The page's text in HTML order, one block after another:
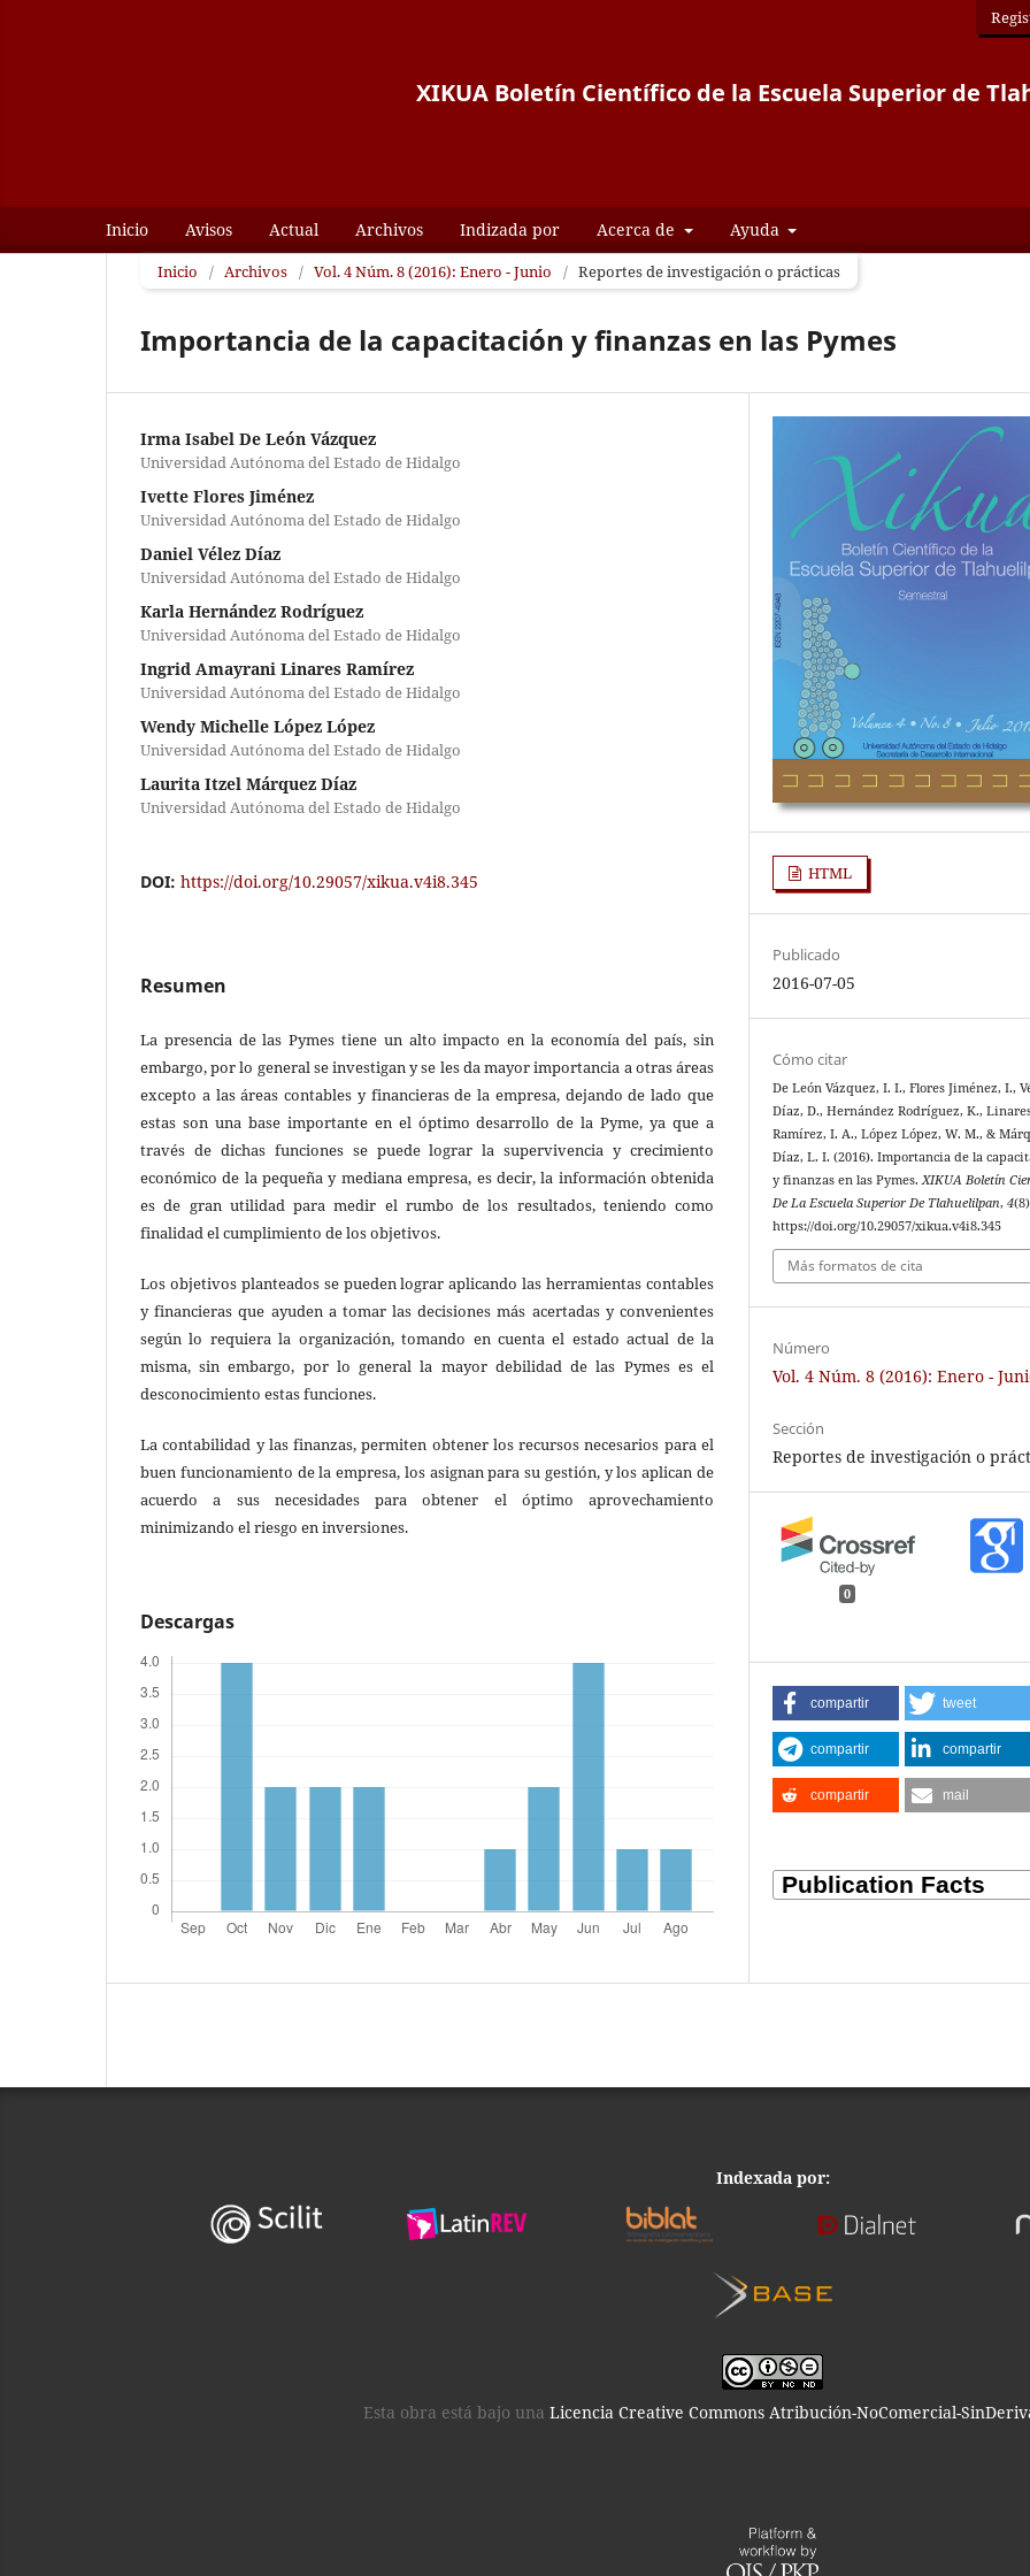
XIKUA Boletín Científico de la Escuela Superior de
Inicio Avisos Actual Archivos Indizada por Acerca de Ayuda
Inicio / Archivos / Vol. 4 Núm. 8 (2016): Enero - Junio / Reportes de investigación o prácticas
Importancia de la capacitación y finanzas en las Pymes
Irma Isabel De León Vázquez
Universidad Autónoma del Estado de Hidalgo
Ivette Flores Jiménez
Universidad Autónoma del Estado de Hidalgo
Daniel Vélez Díaz
Universidad Autónoma del Estado de Hidalgo
Karla Hernández Rodríguez
Universidad Autónoma del Estado de Hidalgo
Ingrid Amayrani Linares Ramírez
Universidad Autónoma del Estado de Hidalgo
Wendy Michelle López López
Universidad Autónoma del Estado de Hidalgo
Laurita Itzel Márquez Díaz
Universidad Autónoma del Estado de Hidalgo
DOI: https://doi.org/10.29057/xikua.v4i8.345
Resumen
La presencia de las Pymes tiene un alto impacto en la economía del país, sin
embargo, por lo general se investigan y se les da mayor importancia a otras áreas
excepto a las áreas contables y financieras de la empresa, dejando de lado que
estas son una base importante en el óptimo desarrollo de la Pyme, ya que a
través de dichas funciones se puede lograr la supervivencia y crecimiento
económico de la pequeña y mediana empresa, es decir, la información obtenida
es de gran utilidad para medir el rumbo de los resultados, teniendo como
finalidad el cumplimiento de los objetivos.
Los objetivos planteados se pueden lograr aplicando las herramientas contables
y financieras que ayuden a tomar las decisiones más acertadas y convenientes
según lo requiera la organización, tomando en cuenta el estado actual de la
misma, sin embargo, por lo general la mayor debilidad de las Pymes es el
desconocimiento estas funciones.
La contabilidad y las finanzas, permiten obtener los recursos necesarios para el
buen funcionamiento de la empresa, los asignan para su gestión, y los aplican de
acuerdo a sus necesidades para obtener el óptimo aprovechamiento
minimizando el riesgo en inversiones.
Descargas
HTML
Publicado
2016-07-05
Cómo citar
De León Vázquez, I. I., Flores Jiménez, I.,
Díaz, D., Hernández Rodríguez, K.,
Ramírez, I. A., López López, W. M., &
Díaz, L. I. (2016). Importancia de la
y finanzas en las Pymes.XIKUA Boletín
De La Escuela Superior De Tlahuelilpan,4
https://doi.org/10.29057/xikua.v4i8.345
Más formatos de cita
Número
Vol. 4 Núm. 8 (2016): Enero -
Sección
Reportes de investigación o
0
compartir tweet
compartir compartir
compartir mail
Indexada por:
Esta obra está bajo una Licencia Creative Commons Atribución-NoComercial-